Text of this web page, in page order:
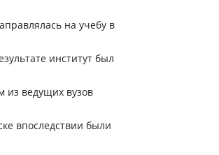
на учебу в
институт был
из ведущих вузов
впоследствии были